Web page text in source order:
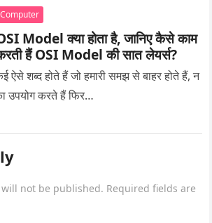
Computer
Model क्या होता है, जानिए कैसे काम
हैं OSI Model की सात लेयर्स?
ऐसे शब्द होते हैं जो हमारी समझ से बाहर होते हैं, न
उपयोग करते हैं फिर…
not be published. Required fields are